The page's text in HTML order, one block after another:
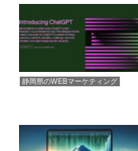
静岡県のWEBマーケティング